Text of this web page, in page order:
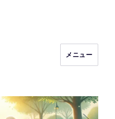
メニュー